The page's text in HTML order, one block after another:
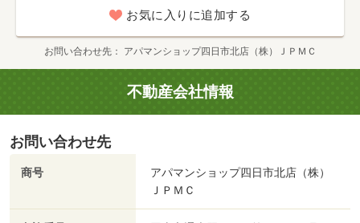
お気に入りに追加する
お問い合わせ先 アパマンショップ四日市北店（株）ＪＰＭＣ
不動産会社情報
お問い合わせ先
商号
アパマンショップ四日市北店（株）
ＪＰＭＣ